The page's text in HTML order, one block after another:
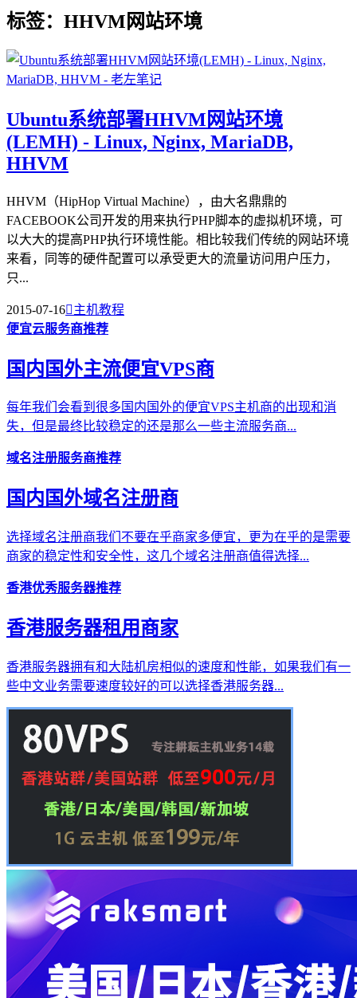
标签：HHVM网站环境
Ubuntu系统部署HHVM网站环境
(LEMH) - Linux, Nginx, MariaDB,
HHVM
HHVM（HipHop Virtual Machine），由大名鼎鼎的
FACEBOOK公司开发的用来执行PHP脚本的虚拟机环境，可
以大大的提高PHP执行环境性能。相比较我们传统的网站环境
来看，同等的硬件配置可以承受更大的流量访问用户压力，
只...
2015-07-16主机教程
便宜云服务商推荐
国内国外主流便宜VPS商
每年我们会看到很多国内国外的便宜VPS主机商的出现和消
失，但是最终比较稳定的还是那么一些主流服务商...
域名注册服务商推荐
国内国外域名注册商
选择域名注册商我们不要在乎商家多便宜，更为在乎的是需要
商家的稳定性和安全性，这几个域名注册商值得选择...
香港优秀服务器推荐
香港服务器租用商家
香港服务器拥有和大陆机房相似的速度和性能，如果我们有一
些中文业务需要速度较好的可以选择香港服务器...